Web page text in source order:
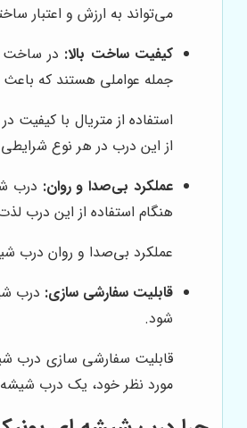
می‌تواند به ارزش و اعتبار
کیفیت ساخت بالا: در ساخت
جمله عواملی هستند که باعث
استفاده از متریال با
از این درب در هر نوع شرایطی
عملکرد بی‌صدا و روان: درب
هنگام استفاده از این درب
عملکرد بی‌صدا و روان درب
قابلیت سفارشی سازی: درب
شود.
قابلیت سفارشی سازی درب
مورد نظر خود، یک درب